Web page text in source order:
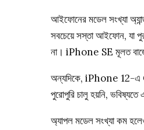
আইফোনের মডেল সংখ্যা
সবচেয়ে সস্তা আইফোন, যা
না। iPhone SE মূলত
অন্যদিকে, iPhone 12-এ
পুরোপুরি চালু হয়নি, ভবিষ্যতে
অ্যাপল মডেল সংখ্যা কম